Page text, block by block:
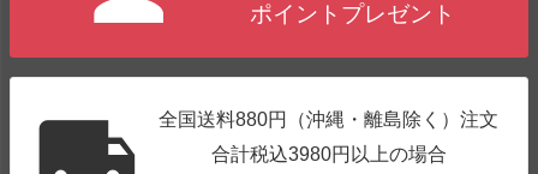
ポイントプレゼント
全国送料880円（沖縄・離島除く）注文
合計税込3980円以上の場合